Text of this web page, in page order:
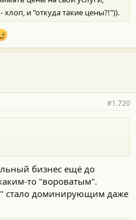
поэтому в оснащении
для этой модели: кожаный
подогрев и
задних сидений,
крыша, адаптивный
двери багажника, комплекс
Safety Sense 3.0.
342831-toyota
хлоп, и "откуда такие цены?!")).
#1.720
бизнес ещё до
то "вороватым".
стало доминирующим даже